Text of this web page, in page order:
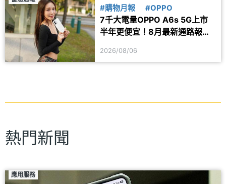
#購物月報 #OPPO
7千大電量OPPO A6s 5G上市
半年更便宜！8月最新通路報價
2026/08/06
熱門新聞
應用服務